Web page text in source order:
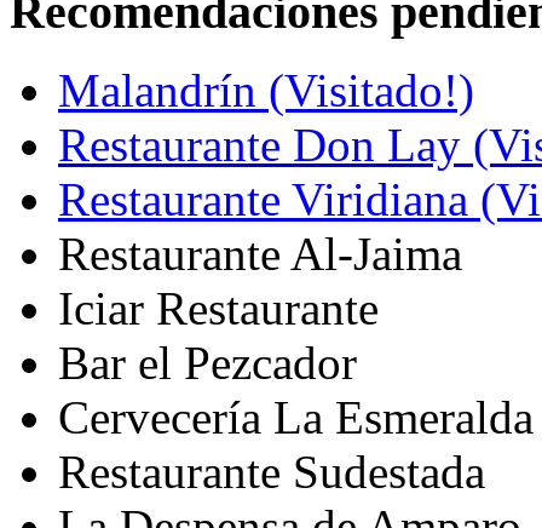
Recomendaciones
Malandrín (Visitado!)
Restaurante Don Lay
Restaurante Viridiana
Restaurante Al-Jaima
Iciar Restaurante
Bar el Pezcador
Cervecería La Esmeralda
Restaurante Sudestada